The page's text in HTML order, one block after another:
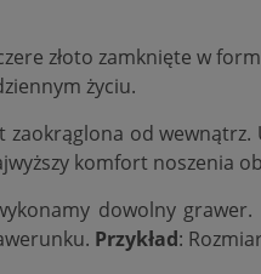
złoto zamknięte w
życiu.
zaokrąglona od wewnątrz.
komfort noszenia
dowolny grawer.
Przykład: